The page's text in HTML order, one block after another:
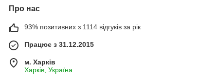
Про нас
93% позитивних з 1114 відгуків за рік
Працює з 31.12.2015
м. Харків
Харків, Україна